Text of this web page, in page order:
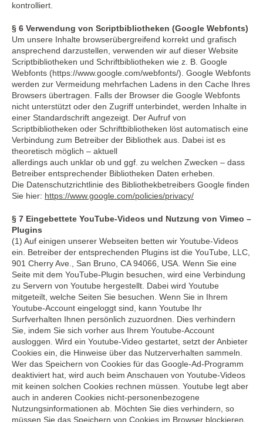
kontrolliert.
§ 6 Verwendung von Scriptbibliotheken (Google Webfonts)
Um unsere Inhalte browserübergreifend korrekt und grafisch
ansprechend darzustellen, verwenden wir auf dieser Website
Scriptbibliotheken und Schriftbibliotheken wie z. B. Google
Webfonts (https://www.google.com/webfonts/). Google Webfonts
werden zur Vermeidung mehrfachen Ladens in den Cache Ihres
Browsers übertragen. Falls der Browser die Google Webfonts
nicht unterstützt oder den Zugriff unterbindet, werden Inhalte in
einer Standardschrift angezeigt. Der Aufruf von
Scriptbibliotheken oder Schriftbibliotheken löst automatisch eine
Verbindung zum Betreiber der Bibliothek aus. Dabei ist es
theoretisch möglich – aktuell
allerdings auch unklar ob und ggf. zu welchen Zwecken – dass
Betreiber entsprechender Bibliotheken Daten erheben.
Die Datenschutzrichtlinie des Bibliothekbetreibers Google finden
Sie hier: https://www.google.com/policies/privacy/
§ 7 Eingebettete YouTube-Videos und Nutzung von Vimeo –
Plugins
(1) Auf einigen unserer Webseiten betten wir Youtube-Videos
ein. Betreiber der entsprechenden Plugins ist die YouTube, LLC,
901 Cherry Ave., San Bruno, CA 94066, USA. Wenn Sie eine
Seite mit dem YouTube-Plugin besuchen, wird eine Verbindung
zu Servern von Youtube hergestellt. Dabei wird Youtube
mitgeteilt, welche Seiten Sie besuchen. Wenn Sie in Ihrem
Youtube-Account eingeloggt sind, kann Youtube Ihr
Surfverhalten Ihnen persönlich zuzuordnen. Dies verhindern
Sie, indem Sie sich vorher aus Ihrem Youtube-Account
ausloggen. Wird ein Youtube-Video gestartet, setzt der Anbieter
Cookies ein, die Hinweise über das Nutzerverhalten sammeln.
Wer das Speichern von Cookies für das Google-Ad-Programm
deaktiviert hat, wird auch beim Anschauen von Youtube-Videos
mit keinen solchen Cookies rechnen müssen. Youtube legt aber
auch in anderen Cookies nicht-personenbezogene
Nutzungsinformationen ab. Möchten Sie dies verhindern, so
müssen Sie das Speichern von Cookies im Browser blockieren.